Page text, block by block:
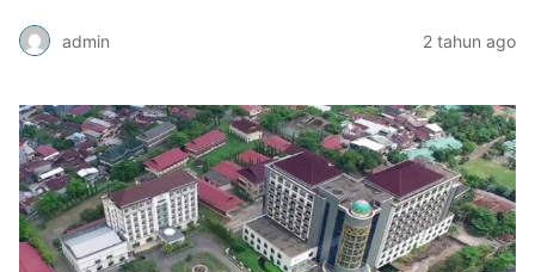
admin 2 tahun ago